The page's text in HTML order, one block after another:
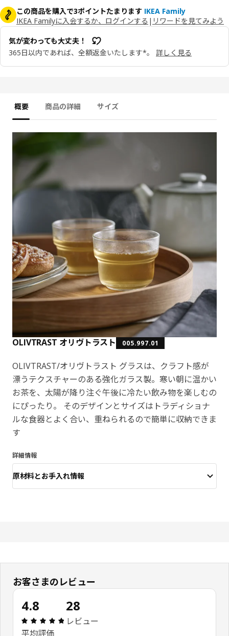
この商品を購入で3ポイントたまります IKEA Family
IKEA Familyに入会するか、ログインする | リワードを見てみよう
気が変わっても大丈夫！
365日以内であれば、全額返金いたします*。
詳しく見る
概要 商品の詳細 サイズ
OLIVTRAST オリヴトラスト 005.997.01
OLIVTRAST/オリヴトラスト グラスは、クラフト感が
漂うテクスチャーのある強化ガラス製。寒い朝に温かい
お茶を、太陽が降り注ぐ午後に冷たい飲み物を楽しむの
にぴったり。 そのデザインとサイズはトラディショナ
ルな食器とよく合い、重ねられるので簡単に収納できま
す
詳細情報
原材料とお手入れ情報
お客さまのレビュー
4.8
レビュー: 4.8 5 星の数 総レビュー: 28
平均評価
28
レビュー